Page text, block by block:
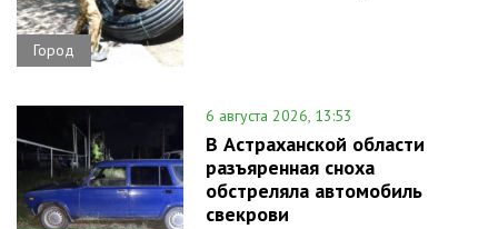
Город
6 августа 2026, 13:53
В Астраханской области
разъяренная сноха
обстреляла автомобиль
свекрови